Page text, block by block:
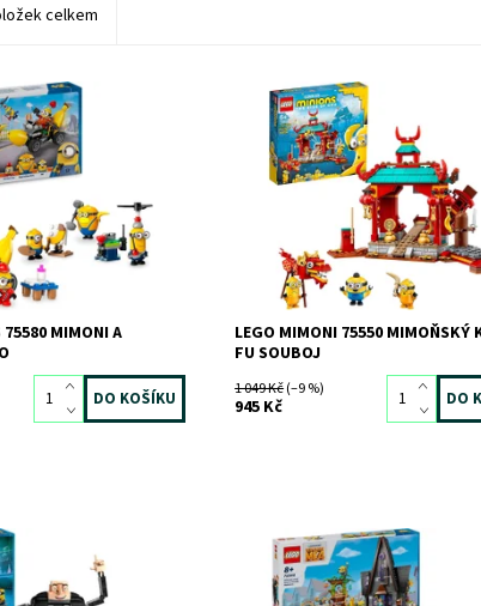
celkem
filmu Já, padouch 4 z
stavebnici se
skvělými doplňky a
>3 ks
MIMONI A
Díky třem LEGO® figurkám mimoňů
kung-fu zábava začít ihned
Dostupnost:
Skladem>3 ks
8527
LEGO
LEGO MIMONI 75550 MIMOŇSKÝ
FU SOUBOJ
1 049 Kč(–9 %)
945 Kč
s mimoni a sestavitelnou
Malý model domu, domek na
filmové postavičky